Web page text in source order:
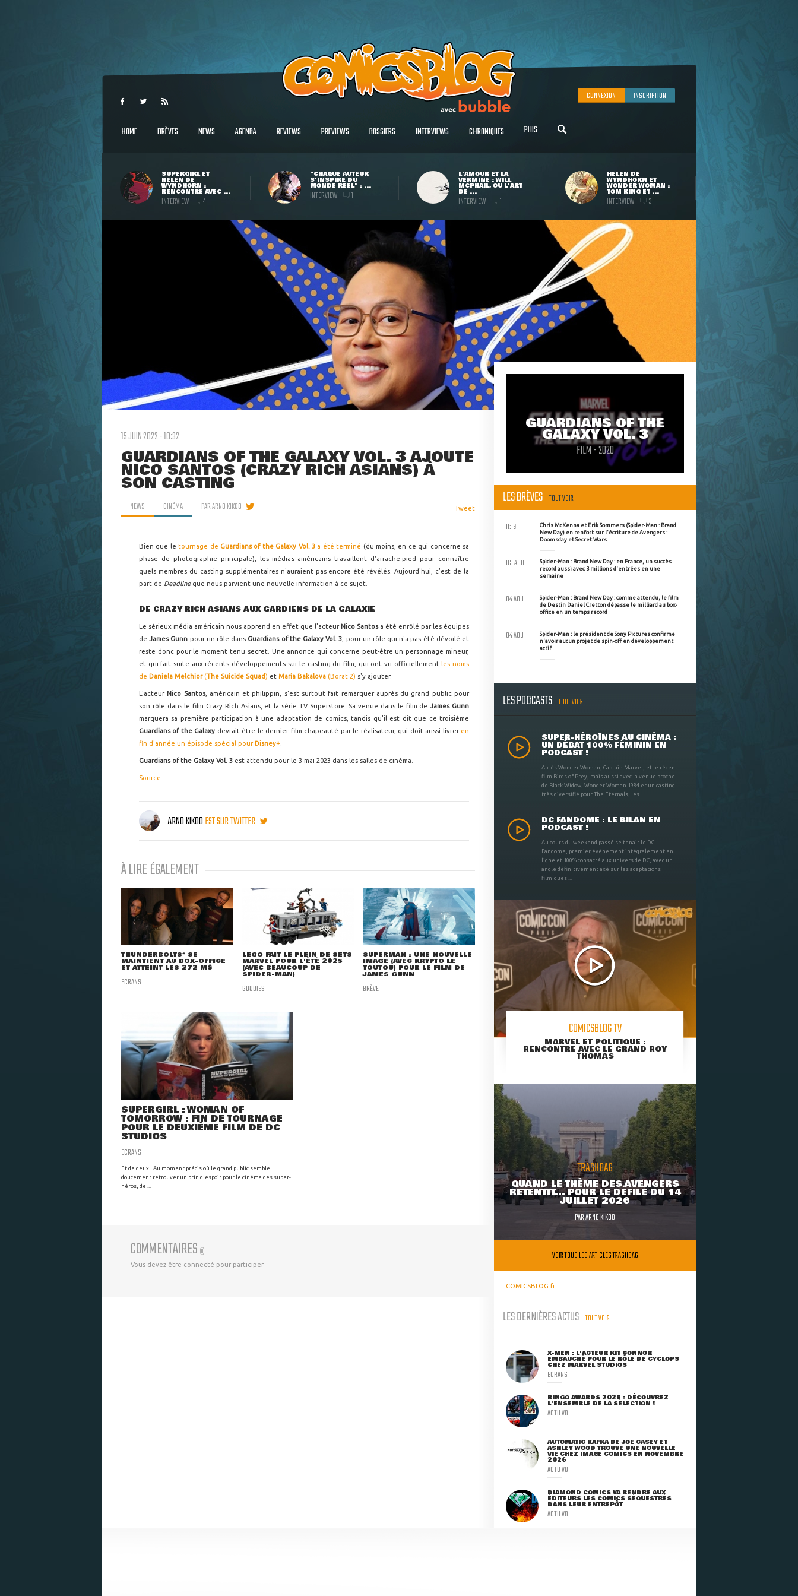
CONNEXION INSCRIPTION
HOME BRÈVES NEWS AGENDA REVIEWS PREVIEWS DOSSIERS INTERVIEWS CHRONIQUES PLUS
SUPERGIRL ET
HELEN DE
WYNDHORN :
RENCONTRE AVEC ...
INTERVIEW 4
"CHAQUE AUTEUR
S'INSPIRE DU
MONDE RÉEL" : ...
INTERVIEW 1
L'AMOUR ET LA
VERMINE : WILL
MCPHAIL, OU L'ART
DE ...
INTERVIEW 1
HELEN DE
WYNDHORN ET
WONDER WOMAN :
TOM KING ET ...
INTERVIEW 3
15 JUIN 2022 - 10:32
GUARDIANS OF THE GALAXY VOL. 3 AJOUTE
NICO SANTOS (CRAZY RICH ASIANS) À
SON CASTING
NEWS CINÉMA PARARNO KIKOO Tweet
Bien que letournage deGuardians of the Galaxy Vol. 3 a été terminé (du moins, en ce qui concerne sa
phase de photographie principale), les médias américains travaillent d'arrache-pied pour connaître
quels membres du casting supplémentaires n'auraient pas encore été révélés. Aujourd'hui, c'est de la
part de Deadline que nous parvient une nouvelle information à ce sujet.
DE CRAZY RICH ASIANS AUX GARDIENS DE LA GALAXIE
Le sérieux média américain nous apprend en effet que l'acteur Nico Santos a été enrôlé par les équipes
deJames Gunn pour un rôle dans Guardians of the Galaxy Vol. 3 , pour un rôle qui n'a pas été dévoilé et
reste donc pour le moment tenu secret. Une annonce qui concerne peut-être un personnage mineur,
et qui fait suite aux récents développements sur le casting du film, qui ont vu officiellement les noms
de Daniela Melchior(The Suicide Squad) et Maria Bakalova (Borat 2) s'y ajouter.
L'acteur Nico Santos, américain et philippin, s'est surtout fait remarquer auprès du grand public pour
son rôle dans le film Crazy Rich Asians, et la série TV Superstore. Sa venue dans le film deJames Gunn
marquera sa première participation à une adaptation de comics, tandis qu'il est dit que ce troisième
Guardians of the Galaxy devrait être le dernier film chapeauté par le réalisateur, qui doit aussi livrer en
fin d'année un épisode spécial pour Disney+
Guardians of the Galaxy Vol. 3 est attendu pour le 3 mai 2023 dans les salles de cinéma.
Source
ARNO KIKOOEST SUR TWITTER
À LIRE ÉGALEMENT
THUNDERBOLTS* SE
MAINTIENT AU BOX-OFFICE
ET ATTEINT LES 272 M$
ECRANS
LEGO FAIT LE PLEIN DE SETS
MARVEL POUR L'ÉTÉ 2025
(AVEC BEAUCOUP DE
SPIDER-MAN)
GOODIES
SUPERMAN : UNE NOUVELLE
IMAGE (AVEC KRYPTO LE
TOUTOU) POUR LE FILM DE
JAMES GUNN
BRÈVE
SUPERGIRL : WOMAN OF
TOMORROW : FIN DE TOURNAGE
POUR LE DEUXIÈME FILM DE DC
STUDIOS
ECRANS
Et de deux ! Au moment précis où le grand public semble
doucement retrouver un brin d'espoir pour le cinéma des super-
héros, de ...
COMMENTAIRES (0)
Vous devez être connecté pour participer
GUARDIANS OF THE
GALAXY VOL. 3
FILM - 2020
LES BRÈVES TOUT VOIR
Chris McKenna et Erik Sommers (Spider-Man : Brand
New Day) en renfort sur l'écriture de Avengers :
Doomsday et Secret Wars
11:19
Spider-Man : Brand New Day : en France, un succès
record aussi avec 3 millions d'entrées en une
semaine
05 AOU
Spider-Man : Brand New Day : comme attendu, le film
de Destin Daniel Cretton dépasse le milliard au box-
office en un temps record
04 AOU
Spider-Man : le président de Sony Pictures confirme
n'avoir aucun projet de spin-off en développement
actif
04 AOU
LES PODCASTS TOUT VOIR
SUPER-HÉROÏNES AU CINÉMA :
UN DÉBAT 100% FÉMININ EN
PODCAST !
Après Wonder Woman, Captain Marvel, et le récent
film Birds of Prey, mais aussi avec la venue proche
de Black Widow, Wonder Woman 1984 et un casting
très diversifié pour The Eternals, les ...
DC FANDOME : LE BILAN EN
PODCAST !
Au cours du weekend passé se tenait le DC
Fandome, premier évènement intégralement en
ligne et 100% consacré aux univers de DC, avec un
angle définitivement axé sur les adaptations
filmiques ...
COMICSBLOG TV
MARVEL ET POLITIQUE :
RENCONTRE AVEC LE GRAND ROY
THOMAS
TRASHBAG
QUAND LE THÈME DES AVENGERS
RETENTIT... POUR LE DÉFILÉ DU 14
JUILLET 2026
PARARNO KIKOO
VOIR TOUS LES ARTICLES TRASHBAG
COMICSBLOG.fr
LES DERNIÈRES ACTUS TOUT VOIR
X-MEN : L'ACTEUR KIT CONNOR
EMBAUCHÉ POUR LE RÔLE DE CYCLOPS
CHEZ MARVEL STUDIOS
ECRANS
RINGO AWARDS 2026 : DÉCOUVREZ
L'ENSEMBLE DE LA SÉLECTION !
ACTU VO
AUTOMATIC KAFKA DE JOE CASEY ET
ASHLEY WOOD TROUVE UNE NOUVELLE
VIE CHEZ IMAGE COMICS EN NOVEMBRE
2026
ACTU VO
DIAMOND COMICS VA RENDRE AUX
ÉDITEURS LES COMICS SÉQUESTRÉS
DANS LEUR ENTREPÔT
ACTU VO